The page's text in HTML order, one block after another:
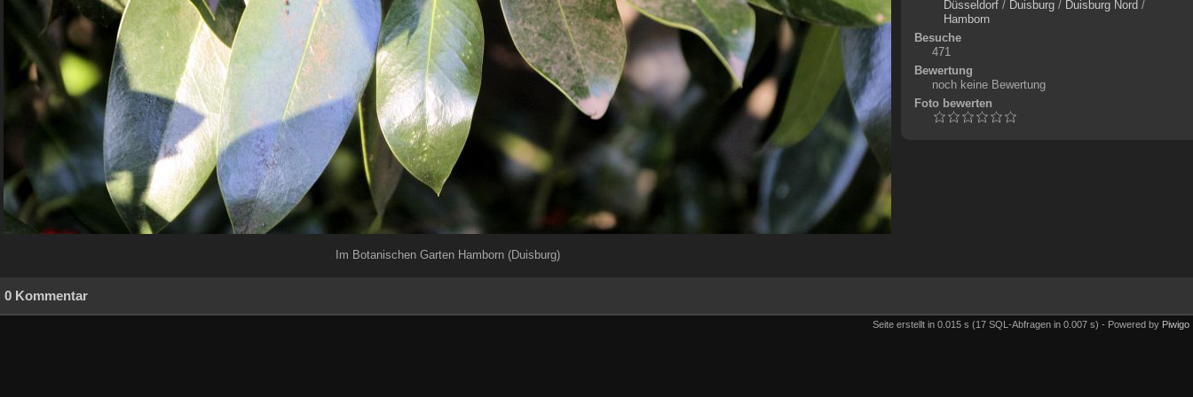
Im Botanischen Garten Hamborn (Duisburg)
Düsseldorf/ Duisburg/ Duisburg Nord /
Hamborn
Besuche
471
Bewertung
noch keine Bewertung
Foto bewerten
0 Kommentar
Seite erstellt in 0.015 s (17 SQL-Abfragen in 0.007 s) - Powered by Piwigo